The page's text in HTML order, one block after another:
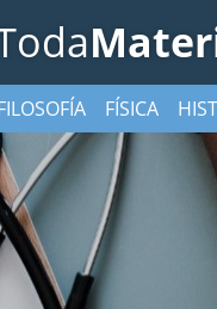
FÍSICA